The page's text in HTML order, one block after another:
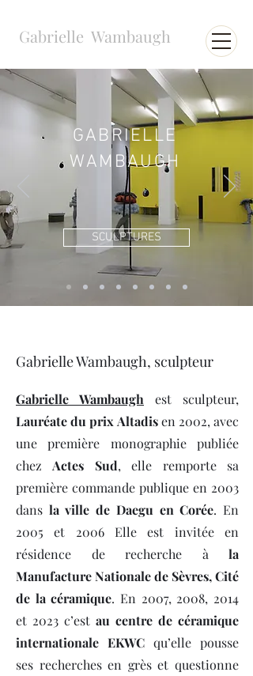
Gabrielle Wambaugh
GABRIELLE
WAMBAUGH
SCULPTURES
Gabrielle Wambaugh, sculpteur
Gabrielle Wambaugh est sculpteur,
Lauréate du prix Altadisen 2002, avec
une première monographie publiée
chezActes Sud, elle remporte sa
première commande publique en 2003
dans la ville de Daegu en Corée. En
2005 et 2006 Elle est invitée en
résidence de recherche à la
Manufacture Nationale de Sèvres, Cité
de la céramique. En 2007, 2008, 2014
et 2023 c’est au centre de céramique
internationale EKWC qu’elle pousse
ses recherches en grès et questionne